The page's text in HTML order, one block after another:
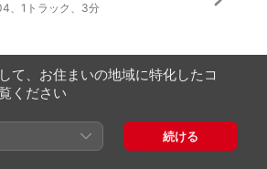
、1トラック、3分
て、お住まいの地域に特化したコ
ください
続ける